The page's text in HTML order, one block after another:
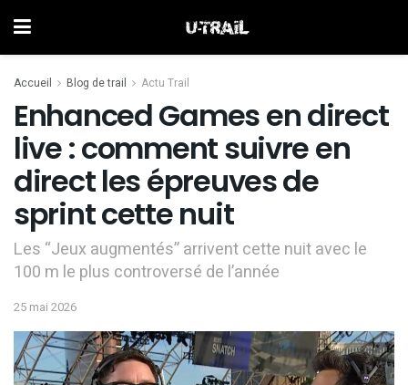
Accueil Blog de trail Actu Trail
Enhanced Games en direct
live : comment suivre en
direct les épreuves de
sprint cette nuit
Les “Jeux augmentés” arrivent cette nuit avec le
100 m le plus controversé de l’année
25 mai 2026